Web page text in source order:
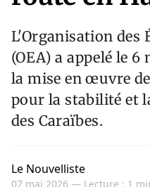
L'Organisation des
(OEA) a appelé le
la mise en œuvre
pour la stabilité et
des Caraïbes.
Le Nouvelliste
07 mai 2026 — Lecture : 1